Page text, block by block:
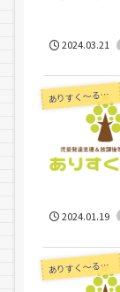
2024.03.21
ありすく～るジュニア
2024.01.19
ありすく～るジュニア